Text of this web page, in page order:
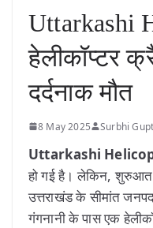
Uttarkashi
हेलीकॉप्टर
दर्दनाक मौत
8 May 2025 Surbhi
Uttarkashi
हो गई है। लेकिन, शुरुआत
उत्तराखंड के सीमांत
गंगनानी के पास एक